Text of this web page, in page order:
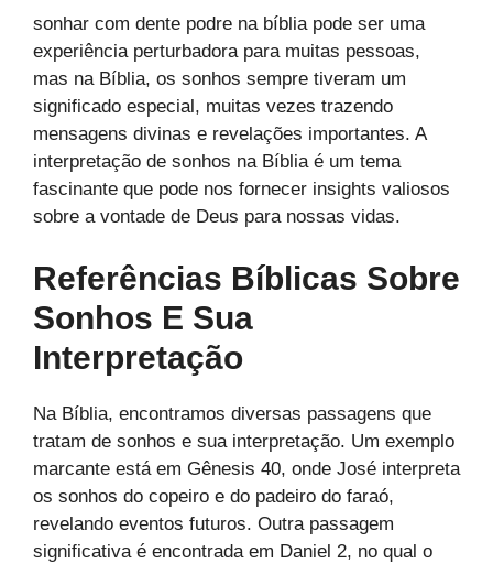
sonhar com dente podre na bíblia pode ser uma
experiência perturbadora para muitas pessoas,
mas na Bíblia, os sonhos sempre tiveram um
significado especial, muitas vezes trazendo
mensagens divinas e revelações importantes. A
interpretação de sonhos na Bíblia é um tema
fascinante que pode nos fornecer insights valiosos
sobre a vontade de Deus para nossas vidas.
Referências Bíblicas Sobre
Sonhos E Sua
Interpretação
Na Bíblia, encontramos diversas passagens que
tratam de sonhos e sua interpretação. Um exemplo
marcante está em Gênesis 40, onde José interpreta
os sonhos do copeiro e do padeiro do faraó,
revelando eventos futuros. Outra passagem
significativa é encontrada em Daniel 2, no qual o